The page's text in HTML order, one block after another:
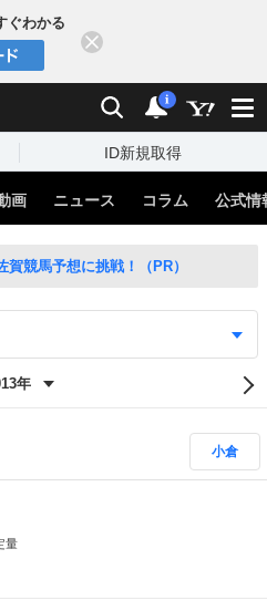
ぐわかる
検索 通知
i
ID新規取得
画 ニュース コラム 公式情
競馬予想に挑戦！（PR）
小倉
量